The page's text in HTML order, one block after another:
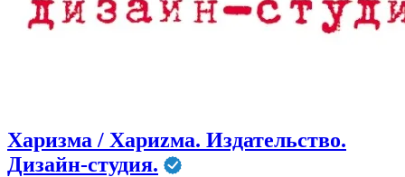
Харизма / Хариzма. Издательство.
Дизайн-студия.